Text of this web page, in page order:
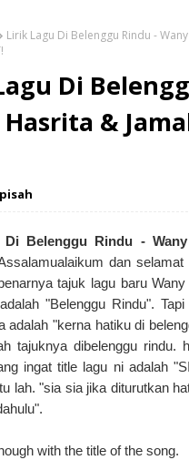
Lirik Lagu Di Belenggu Rindu -
Di
&
Belenggu Rindu -
dan selamat
tajuk lagu baru
"Belenggu Rindu".
adalah "kerna hatiku di
tajuknya dibelenggu rindu.
ingat title lagu ni adalah
lah. "sia sia jika diturutkan
with the title of the song.